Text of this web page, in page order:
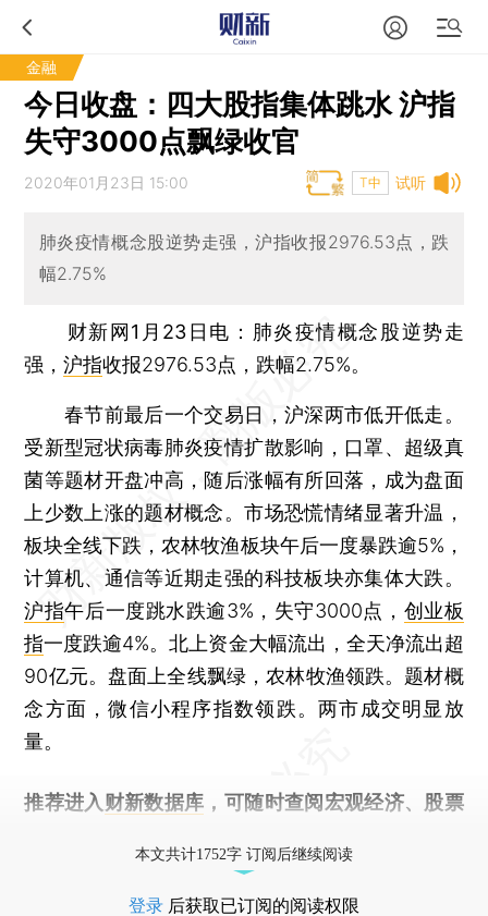
金融
今日收盘：四大股指集体跳水 沪指
失守3000点飘绿收官
试听
2020年01月23日 15:00 T中
肺炎疫情概念股逆势走强，沪指收报2976.53点，跌
幅2.75%
财新网1月23日电 ：肺炎疫情概念股逆势走
强，沪指收报2976.53点，跌幅2.75%。
春节前最后一个交易日，沪深两市低开低走。
受新型冠状病毒肺炎疫情扩散影响，口罩、超级真
菌等题材开盘冲高，随后涨幅有所回落，成为盘面
上少数上涨的题材概念。市场恐慌情绪显著升温，
板块全线下跌，农林牧渔板块午后一度暴跌逾5%，
计算机、通信等近期走强的科技板块亦集体大跌。
沪指午后一度跳水跌逾3%，失守3000点， 创业板
指一度跌逾4%。北上资金大幅流出，全天净流出超
90亿元。盘面上全线飘绿，农林牧渔领跌。题材概
念方面，微信小程序指数领跌。两市成交明显放
量。
推荐进入 财新数据库 ，可随时查阅宏观经济、股票
本文共计1752字 订阅后继续阅读
登录 后获取已订阅的阅读权限